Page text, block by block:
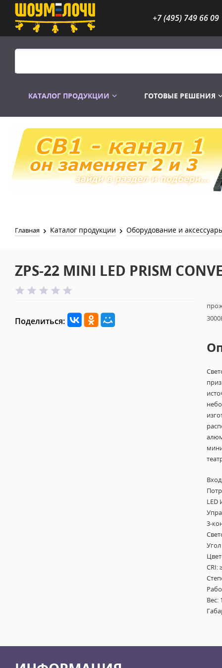
+7 (495) 749 66 09
КАТАЛОГ ПРОДУКЦИИ
Распродажа Лампы
ГОТОВЫЕ РЕШЕНИЯ
Главная Каталог продукции Оборудование и
ZPS-22 MINI LED PRISM
Поделиться:
LED
3-
Угол
CRI:
Вес: